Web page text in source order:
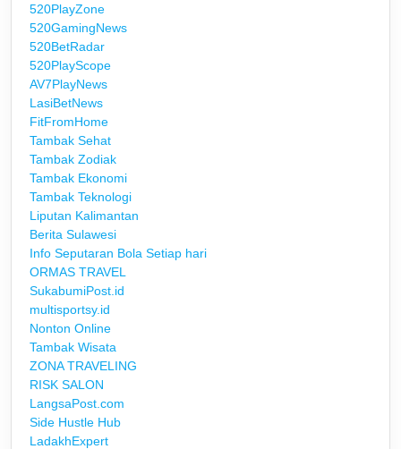
520PlayZone
520GamingNews
520BetRadar
520PlayScope
AV7PlayNews
LasiBetNews
FitFromHome
Tambak Sehat
Tambak Zodiak
Tambak Ekonomi
Tambak Teknologi
Liputan Kalimantan
Berita Sulawesi
Info Seputaran Bola Setiap hari
ORMAS TRAVEL
SukabumiPost.id
multisportsy.id
Nonton Online
Tambak Wisata
ZONA TRAVELING
RISK SALON
LangsaPost.com
Side Hustle Hub
LadakhExpert